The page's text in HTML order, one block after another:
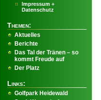
Impressum +
Datenschutz
Themen:
Aktuelles
Berichte
Das Tal der Tränen – so
kommt Freude auf
Der Platz
Links:
Golfpark Heidewald